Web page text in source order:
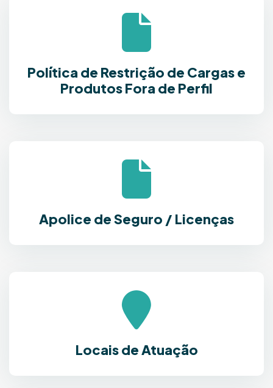
Política de Restrição de Cargas e
Produtos Fora de Perfil
Apolice de Seguro / Licenças
Locais de Atuação